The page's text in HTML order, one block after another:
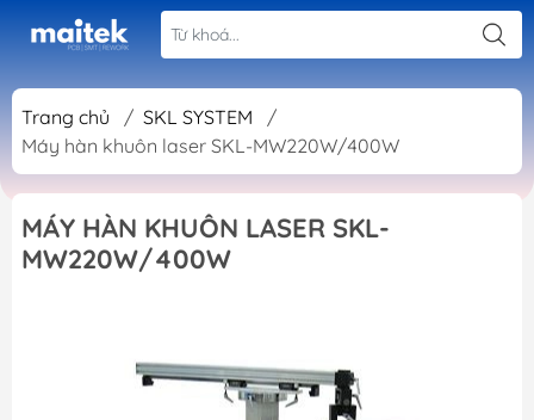
Trang chủ / SKL SYSTEM
/
Máy hàn khuôn laser SKL-MW220W/400W
MÁY HÀN KHUÔN LASER SKL-
MW220W/400W